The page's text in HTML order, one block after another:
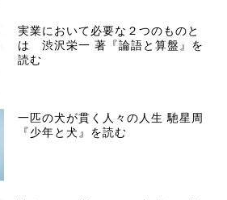
実業において必要な２つのものと
は 渋沢栄一 著『論語と算盤』を
読む
一匹の犬が貫く人々の人生 馳星周
『少年と犬』を読む